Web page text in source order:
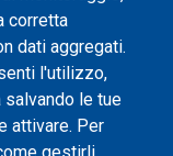
corretta
dati aggregati.
l'utilizzo,
le tue
attivare. Per